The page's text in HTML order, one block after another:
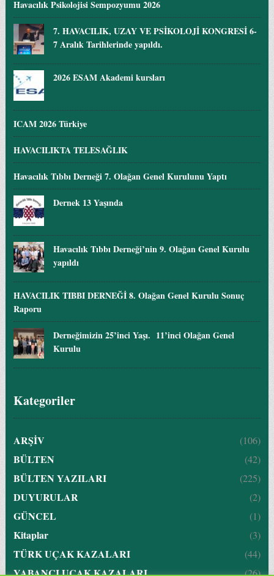
Havacılık Psikolojisi Sempozyumu 2026
7. HAVACILIK, UZAY VE PSİKOLOJİ KONGRESİ 6-
7 Aralık Tarihlerinde yapıldı.
2026 ESAM Akademi kursları
ICAM 2026 Türkiye
HAVACILIKTA TELESAĞLIK
Havacılık Tıbbı Derneği 7. Olağan Genel Kurulunu Yaptı
Dernek 13 Yaşında
Havacılık Tıbbı Derneği’nin 9. Olağan Genel Kurulu
yapıldı
HAVACILIK TIBBI DERNEĞİ 8. Olağan Genel Kurulu Sonuç
Raporu
Derneğimizin 25’inci Yaşı. 11’inci Olağan Genel
Kurulu
Kategoriler
ARŞİV (106)
BÜLTEN (42)
BÜLTEN YAZILARI (225)
DUYURULAR (2)
GÜNCEL (1)
Kitaplar (3)
TÜRK UÇAK KAZALARI (44)
YABANCI UÇAK KAZALARI (26)